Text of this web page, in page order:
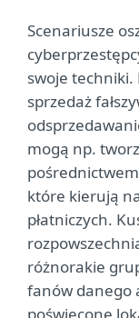
Scenariusze
swoje techniki.
sprzedaż
mogą np.
które kierują
płatniczych.
różnorakie
fanów danego